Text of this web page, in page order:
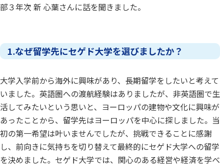
部３年次 新 心葉さんに話を聞きました。
1.なぜ留学先にセゲド大学を選びましたか？
大学入学前から海外に興味があり、長期留学をしたいと考えて
いました。英語圏への渡航経験はありましたが、非英語圏で生
活してみたいという思いと、ヨーロッパの建物や文化に興味が
あったことから、留学先はヨーロッパを中心に探しました。当
初の第一希望は叶いませんでしたが、挑戦できることに感謝
し、前向きに気持ちを切り替えて最終的にセゲド大学への留学
を決めました。セゲド大学では、関心のある経営や経済を学べ